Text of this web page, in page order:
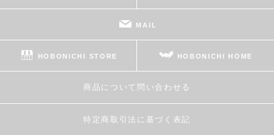
MAIL
HOBONICHI STORE HOBONICHI HOME
商品について問い合わせる
特定商取引法に基づく表記